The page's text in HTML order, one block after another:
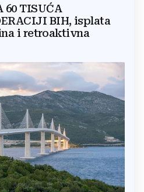
60 TISUĆA
BIH, isplata
i retroaktivna